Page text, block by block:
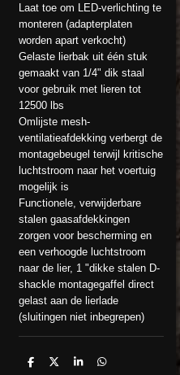
Laat toe om LED-verlichting te
monteren (adapterplaten
worden apart verkocht)
Gelaste lierbak uit één stuk
gemaakt van 1/4" dik staal
voor gebruik met lieren tot
12500 lbs
Omlijste mesh-
ventilatieafdekking verbergt de
montagebeugel terwijl kritische
luchtstroom naar het voertuig
mogelijk is
Functionele, verwijderbare
stalen gaasafdekkingen
zorgen voor bescherming en
een verhoogde luchtstroom
naar de lier, 1 "dikke stalen D-
shackle montagegaffel direct
gelast aan de lierlade
(sluitingen niet inbegrepen)
D
D
S
D